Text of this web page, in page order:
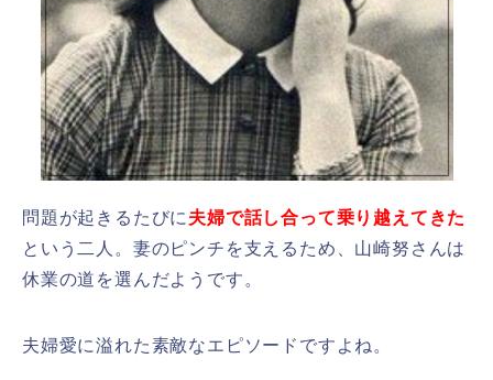
問題が起きるたびに 夫婦で話し合って乗り越えてきた
という二人。妻のピンチを支えるため、山崎努さんは
休業の道を選んだようです。
夫婦愛に溢れた素敵なエピソードですよね。